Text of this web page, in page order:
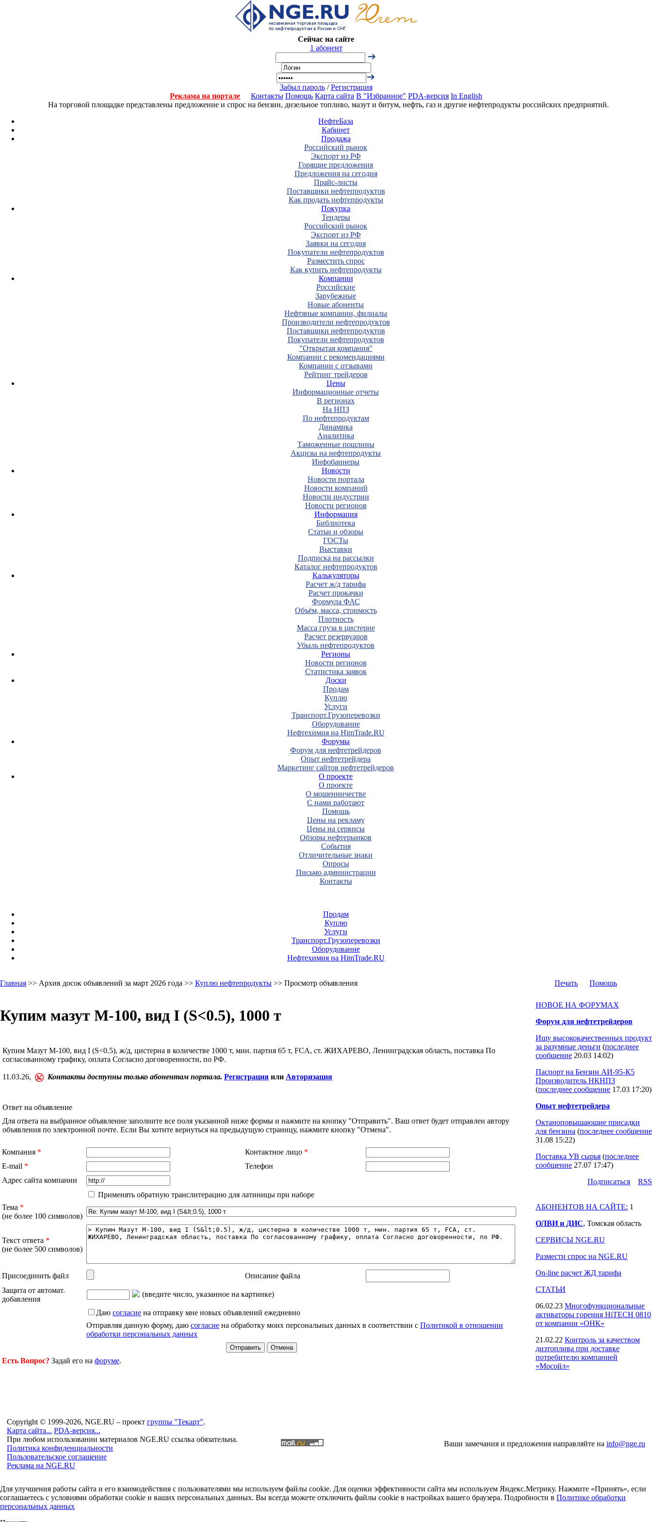
Сейчас на сайте
1 абонент
Забыл пароль/Регистрация
Реклама на портале
Контакты Помощь Карта сайта В "Избранное" PDA-версия In English
На торговой площадке представлены предложение и спрос на бензин, дизельное топливо, мазут и битум, нефть, газ и другие нефтепродукты российских предприятий.
НефтеБаза
Кабинет
Продажа
Российский рынок
Экспорт из РФ
Горящие предложения
Предложения на сегодня
Прайс-листы
Поставщики нефтепродуктов
Как продать нефтепродукты
Покупка
Тендеры
Российский рынок
Экспорт из РФ
Заявки на сегодня
Покупатели нефтепродуктов
Разместить спрос
Как купить нефтепродукты
Компании
Российские
Зарубежные
Новые абоненты
Нефтяные компании, филиалы
Производители нефтепродуктов
Поставщики нефтепродуктов
Покупатели нефтепродуктов
"Открытая компания"
Компании с рекомендациями
Компании с отзывами
Рейтинг трейдеров
Цены
Информационные отчеты
В регионах
На НПЗ
По нефтепродуктам
Динамика
Аналитика
Таможенные пошлины
Акцизы на нефтепродукты
Инфобаннеры
Новости
Новости портала
Новости компаний
Новости индустрии
Новости регионов
Информация
Библиотека
Статьи и обзоры
ГОСТы
Выставки
Подписка на рассылки
Каталог нефтепродуктов
Калькуляторы
Расчет ж/д тарифа
Расчет прокачки
Формула ФАС
Объём, масса, стоимость
Плотность
Масса груза в цистерне
Расчет резервуаров
Убыль нефтепродуктов
Регионы
Новости регионов
Статистика заявок
Доски
Продам
Куплю
Услуги
Транспорт.Грузоперевозки
Оборудование
Нефтехимия на HimTrade.RU
Форумы
Форум для нефтетрейдеров
Опыт нефтетрейдера
Маркетинг сайтов нефтетрейдеров
О проекте
О проекте
О мошенничестве
С нами работают
Помощь
Цены на рекламу
Цены на сервисы
Обзоры нефтерынков
События
Отличительные знаки
Опросы
Письмо администрации
Контакты
Продам
Куплю
Услуги
Транспорт.Грузоперевозки
Оборудование
Нефтехимия на HimTrade.RU
Главная >> Архив досок объявлений за март 2026 года >> Куплю нефтепродукты >> Просмотр объявления Печать Помощь
Купим мазут М-100, вид I (S<0.5), 1000 т
Купим Мазут М-100, вид I (S<0.5), ж/д, цистерна в количестве 1000 т, мин. партия 65 т, FCA, ст. ЖИХАРЕВО, Ленинградская область, поставка По
согласованному графику, оплата Согласно договоренности, по РФ.
11.03.26, Контакты доступны только абонентам портала. Регистрация или Авторизация
Ответ на объявление
Для ответа на выбранное объявление заполните все поля указанной ниже формы и нажмите на кнопку "Отправить". Ваш ответ будет отправлен автору
объявления по электронной почте. Если Вы хотите вернуться на предыдущую страницу, нажмите кнопку "Отмена".
Компания * Контактное лицо *
E-mail *
Телефон
Адрес сайта компании
Применять обратную транслитерацию для латиницы при наборе
Тема *
(не более 100 символов)
Текст ответа *
(не более 500 символов)
Присоединить файл
Описание файла
Защита от автомат.
добавления
(введите число, указанное на картинке)
Даю согласие на отправку мне новых объявлений ежедневно
Отправляя данную форму, даю согласие на обработку моих персональных данных в соответствии с Политикой в отношении
обработки персональных данных
Есть Вопрос? Задай его на форуме.
НОВОЕ НА ФОРУМАХ
Форум для нефтетрейдеров
Ищу высококачественных продукт
за разумные деньги (последнее
сообщение 20.03 14:02)
Паспорт на Бензин АИ-95-К5
Производитель НКНПЗ
(последнее сообщение 17.03 17:20)
Опыт нефтетрейдера
Октаноповышающие присадки
для бензина (последнее сообщение
31.08 15:22)
Поставка УВ сырья (последнее
сообщение 27.07 17:47)
Подпиcаться
RSS
АБОНЕНТОВ НА САЙТЕ: 1
ОЛВИ и ДИС, Томская область
СЕРВИСЫ NGE.RU
Размести спрос на NGE.RU
On-line расчет ЖД тарифа
СТАТЬИ
06.02.23 Многофункциональные
активаторы горения HiTECH 0810
от компании «ОНК»
21.02.22 Контроль за качеством
дизтоплива при доставке
потребителю компанией
«Мосойл»
Copyright © 1999-2026, NGE.RU – проект группы "Текарт".
Карта сайта... PDA-версия...
При любом использовании материалов NGE.RU ссылка обязательна.
Политика конфиденциальности
Пользовательское соглашение
Реклама на NGE.RU
Ваши замечания и предложения направляйте на info@nge.ru
Для улучшения работы сайта и его взаимодействия с пользователями мы используем файлы cookie. Для оценки эффективности сайта мы используем Яндекс.Метрику. Нажмите «Принять», если
соглашаетесь с условиями обработки cookie и ваших персональных данных. Вы всегда можете отключить файлы cookie в настройках вашего браузера. Подробности в Политике обработки
персональных данных